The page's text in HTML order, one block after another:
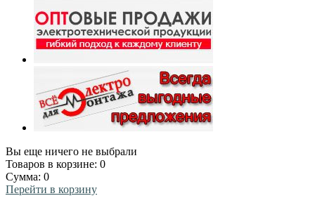
Вы еще ничего не выбрали
Товаров в корзине: 0
Сумма: 0
Перейти в корзину